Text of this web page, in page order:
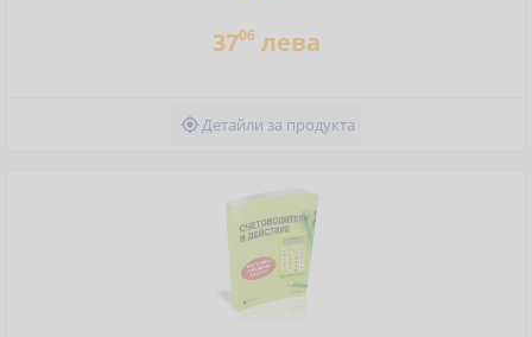
3706лева
Детайли за продукта